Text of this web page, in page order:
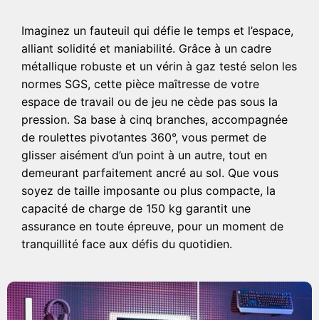
Imaginez un fauteuil qui défie le temps et l’espace,
alliant solidité et maniabilité. Grâce à un cadre
métallique robuste et un vérin à gaz testé selon les
normes SGS, cette pièce maîtresse de votre
espace de travail ou de jeu ne cède pas sous la
pression. Sa base à cinq branches, accompagnée
de roulettes pivotantes 360°, vous permet de
glisser aisément d’un point à un autre, tout en
demeurant parfaitement ancré au sol. Que vous
soyez de taille imposante ou plus compacte, la
capacité de charge de 150 kg garantit une
assurance en toute épreuve, pour un moment de
tranquillité face aux défis du quotidien.